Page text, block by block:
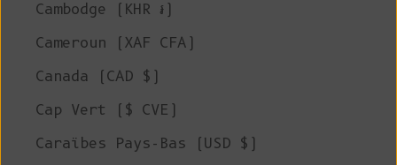
Cambodge (KHR ៛)
Cameroun (XAF CFA)
Canada (CAD $)
Cap Vert ($ CVE)
Caraïbes Pays-Bas (USD $)